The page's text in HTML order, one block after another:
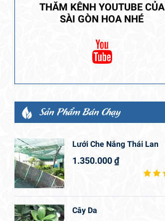
THĂM KÊNH YOUTUBE CỦA
SÀI GÒN HOA NHÉ
Sản Phẩm Bán Chạy
Lưới Che Nắng Thái Lan
1.350.000₫
Cây Da